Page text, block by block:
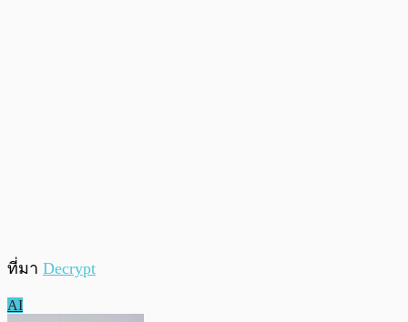
ที่มา Decrypt
AI